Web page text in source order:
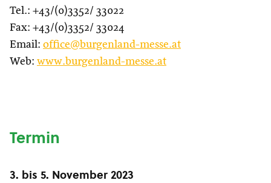
Tel.: +43/(0)3352/ 33022
Fax: +43/(0)3352/ 33024
Email: office@burgenland-messe.at
Web: www.burgenland-messe.at
Termin
3. bis 5. November 2023